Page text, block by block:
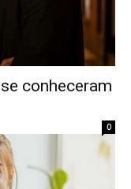
conheceram
0